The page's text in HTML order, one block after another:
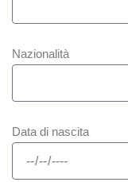
Nazionalità
Data di nascita